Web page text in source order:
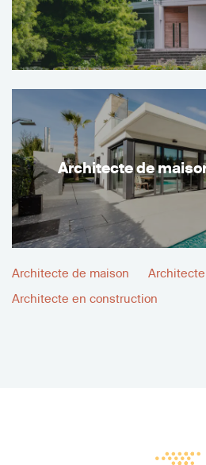
Architecte de
Architecte de maison
Architecte en construction